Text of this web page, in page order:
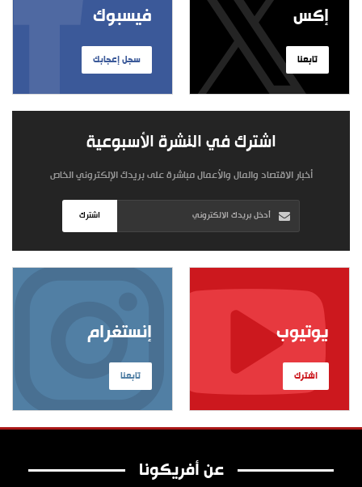
فيسبوك
سجل إعجابك
إكس
تابعنا
اشترك في النشرة الأسبوعية
أخبار الاقتصاد والمال والأعمال مباشرة على بريدك الإلكتروني الخاص
اشترك
إنستغرام
تابعنا
يوتيوب
اشترك
عن أفريكونا